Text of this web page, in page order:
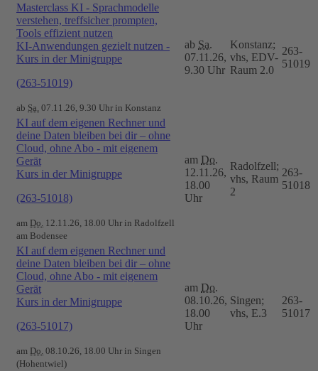
Masterclass KI - Sprachmodelle
verstehen, treffsicher prompten,
Tools effizient nutzen
KI-Anwendungen gezielt nutzen -
Kurs in der Minigruppe
(263-51019)
ab Sa. 07.11.26, 9.30 Uhr in Konstanz
ab Sa.
07.11.26,
9.30 Uhr
Konstanz;
vhs, EDV-
Raum 2.0
263-
51019
KI auf dem eigenen Rechner und
deine Daten bleiben bei dir – ohne
Cloud, ohne Abo - mit eigenem
Gerät
Kurs in der Minigruppe
(263-51018)
am Do. 12.11.26, 18.00 Uhr in Radolfzell
am Bodensee
am Do.
12.11.26,
18.00
Uhr
Radolfzell;
vhs, Raum
2
263-
51018
KI auf dem eigenen Rechner und
deine Daten bleiben bei dir – ohne
Cloud, ohne Abo - mit eigenem
Gerät
Kurs in der Minigruppe
(263-51017)
am Do. 08.10.26, 18.00 Uhr in Singen
(Hohentwiel)
am Do.
08.10.26,
18.00
Uhr
Singen;
vhs, E.3
263-
51017